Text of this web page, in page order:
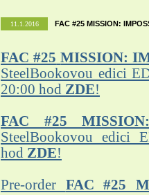
11.1.2016 FAC #25 MISSION:
FAC #25 MISSION:
SteelBookovou edici
20:00 hod ZDE!
FAC #25
SteelBookovou edici
hod ZDE!
Pre-order FAC #25